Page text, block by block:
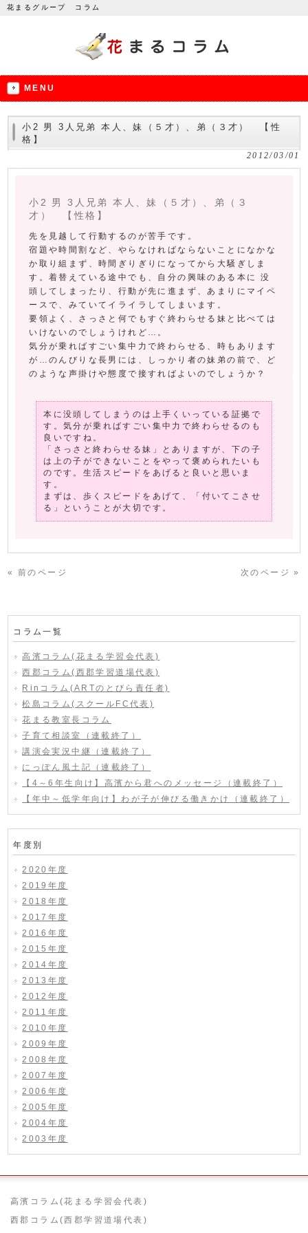
花まるグループ コラム
MENU
小2 男 3人兄弟 本人、妹（５才）、弟（３才） 【性
格】
2012/03/01
小2 男 3人兄弟 本人、妹（５才）、弟（３
才） 【性格】
先を見越して行動するのが苦手です。
宿題や時間割など、やらなければならないことになかな
か取り組まず、時間ぎりぎりになってから大騒ぎしま
す。着替えている途中でも、自分の興味のある本に 没
頭してしまったり、行動が先に進まず、あまりにマイペ
ースで、みていてイライラしてしまいます。
要領よく、さっさと何でもすぐ終わらせる妹と比べては
いけないのでしょうけれど…。
気分が乗ればすごい集中力で終わらせる、時もあります
が…のんびりな長男には、しっかり者の妹弟の前で、ど
のような声掛けや態度で接すればよいのでしょうか？
本に没頭してしまうのは上手くいっている証拠で
す。気分が乗ればすごい集中力で終わらせるのも
良いですね。
「さっさと終わらせる妹」とありますが、下の子
は上の子ができないことをやって褒められたいも
のです。生活スピードをあげると良いと思いま
す。
まずは、歩くスピードをあげて、「付いてこさせ
る」ということが大切です。
« 前のページ 次のページ »
コラム一覧
高濱コラム(花まる学習会代表)
西郡コラム(西郡学習道場代表)
Rinコラム(ARTのとびら責任者)
松島コラム(スクールFC代表)
花まる教室長コラム
子育て相談室（連載終了）
講演会実況中継（連載終了）
にっぽん風土記（連載終了）
【4～6年生向け】高濱から君へのメッセージ（連載終了）
【年中～低学年向け】わが子が伸びる働きかけ（連載終了）
年度別
2020年度
2019年度
2018年度
2017年度
2016年度
2015年度
2014年度
2013年度
2012年度
2011年度
2010年度
2009年度
2008年度
2007年度
2006年度
2005年度
2004年度
2003年度
高濱コラム(花まる学習会代表)
西郡コラム(西郡学習道場代表)